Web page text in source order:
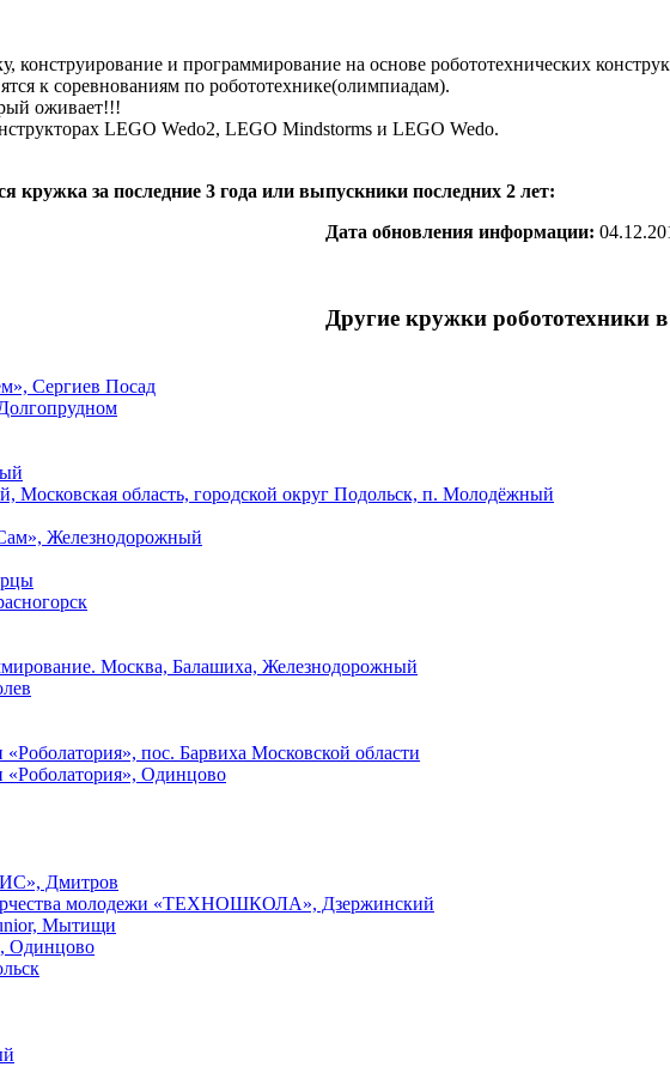
конструирование и программирование на основе робототехнических
к соревнованиям по робототехнике(олимпиадам).
оживает!!!
LEGO Wedo2, LEGO Mindstorms и LEGO Wedo.
кружка за последние 3 года или выпускники последних 2 лет:
Дата обновления информации:
Другие кружки робототехники
Сергиев Посад
область, городской округ Подольск, п. Молодёжный
Железнодорожный
Москва, Балашиха, Железнодорожный
пос. Барвиха Московской области
«Роболатория», Одинцово
Дмитров
молодежи «ТЕХНОШКОЛА», Дзержинский
Мытищи
Одинцово